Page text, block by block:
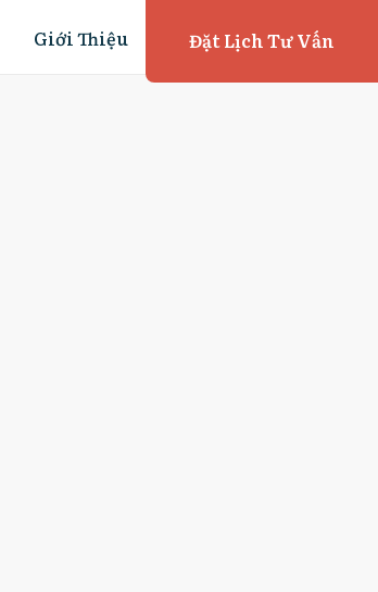
Giới Thiệu Đặt Lịch Tư Vấn